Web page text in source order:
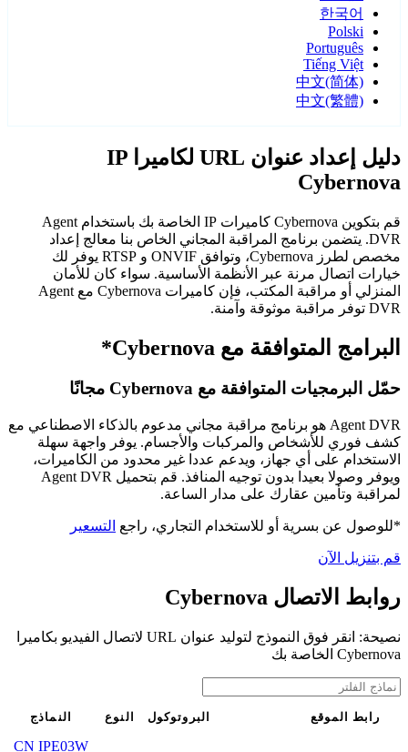
한국어
Polski
Português
Tiếng Việt
中文(简体)
中文(繁體)
دليل إعداد عنوان URL لكاميرا IP
Cybernova
قم بتكوين Cybernova كاميرات IP الخاصة بك باستخدام Agent
DVR. يتضمن برنامج المراقبة المجاني الخاص بنا معالج إعداد
مخصص لطرز Cybernova، وتوافق ONVIF و RTSP يوفر لك
خيارات اتصال مرنة عبر الأنظمة الأساسية. سواء كان للأمان
المنزلي أو مراقبة المكتب، فإن كاميرات Cybernova مع Agent
DVR توفر مراقبة موثوقة وآمنة.
البرامج المتوافقة مع Cybernova*
حمّل البرمجيات المتوافقة مع Cybernova مجانًا
Agent DVR هو برنامج مراقبة مجاني مدعوم بالذكاء الاصطناعي مع
كشف فوري للأشخاص والمركبات والأجسام. يوفر واجهة سهلة
الاستخدام على أي جهاز، ويدعم عددا غير محدود من الكاميرات،
ويوفر وصولا بعيدا بدون توجيه المنافذ. قم بتحميل Agent DVR
لمراقبة وتأمين عقارك على مدار الساعة.
*للوصول عن بسرية أو للاستخدام التجاري، راجع التسعير
قم بتنزيل الآن
روابط الاتصال Cybernova
نصيحة: انقر فوق النموذج لتوليد عنوان URL لاتصال الفيديو بكاميرا
Cybernova الخاصة بك
النماذج النوع البروتوكول رابط الموقع
CN IPE03W